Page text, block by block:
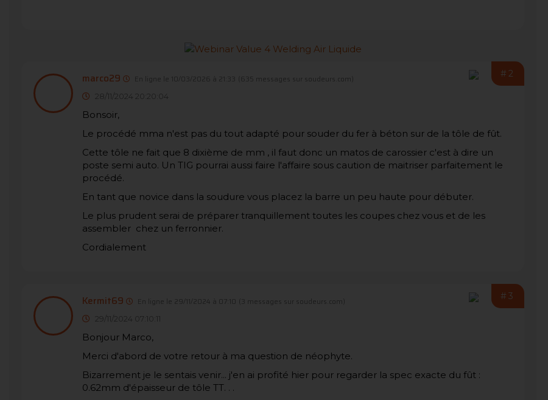
#2
marco29 En ligne le 10/03/2026 à 21:33 (635 messages sur soudeurs.com)
28/11/2024 20:20:04
Bonsoir,
Le procédé mma n'est pas du tout adapté pour souder du fer à béton sur de la tôle de fût.
Cette tôle ne fait que 8 dixième de mm , il faut donc un matos de carossier c'est à dire un
poste semi auto. Un TIG pourrai aussi faire l'affaire sous caution de maitriser parfaitement le
procédé.
En tant que novice dans la soudure vous placez la barre un peu haute pour débuter.
Le plus prudent serai de préparer tranquillement toutes les coupes chez vous et de les
assembler chez un ferronnier.
Cordialement
#3
Kermit69 En ligne le 29/11/2024 à 07:10 (3 messages sur soudeurs.com)
29/11/2024 07:10:11
Bonjour Marco,
Merci d'abord de votre retour à ma question de néophyte.
Bizarrement je le sentais venir... j'en ai profité hier pour regarder la spec exacte du fût :
0.62mm d'épaisseur de tôle TT. . .